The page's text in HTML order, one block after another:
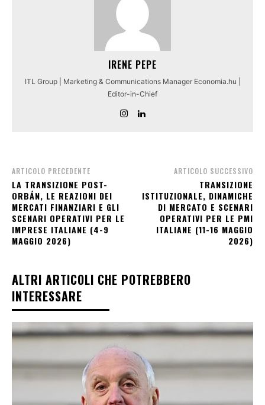
IRENE PEPE
ITL Group | Marketing & Communications Manager Economia.hu |
Editor-in-Chief
ARTICOLO PRECEDENTE
LA TRANSIZIONE POST-
ORBÁN, LE REAZIONI DEI
MERCATI FINANZIARI E GLI
SCENARI OPERATIVI PER LE
IMPRESE ITALIANE (4-9
MAGGIO 2026)
ARTICOLO SUCCESSIVO
TRANSIZIONE
ISTITUZIONALE, DINAMICHE
DI MERCATO E SCENARI
OPERATIVI PER LE PMI
ITALIANE (11-16 MAGGIO
2026)
ALTRI ARTICOLI CHE POTREBBERO
INTERESSARE